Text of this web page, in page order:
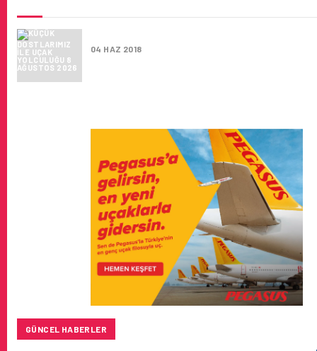
04 HAZ 2018
GÜNCEL HABERLER